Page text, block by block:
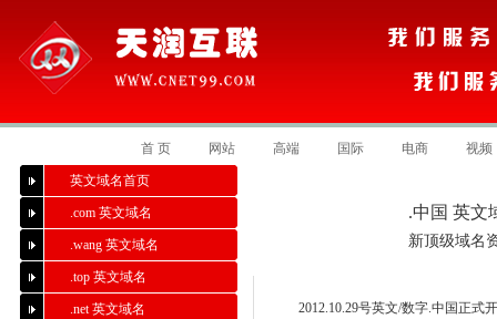
首 页 网站 高端 国际 电商 视频
英文域名首页
.com 英文域名
.wang 英文域名
.top 英文域名
.net 英文域名
.中国 英文
新顶级域名
2012.10.29号英文/数字.中国正式